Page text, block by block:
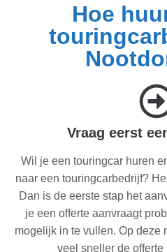
Hoe
Vraag eerst
Wil je een touringcar huren
naar een touringcarbedrijf?
Dan is de eerste stap het
je een offerte aanvraagt
mogelijk in te vullen. Op deze
veel sneller de offerte